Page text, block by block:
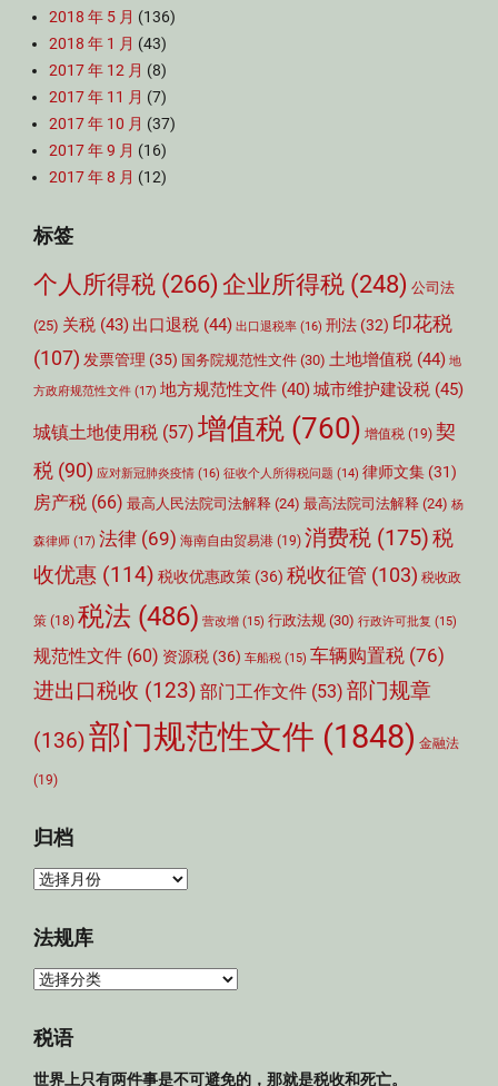
2018 年 5 月 (136)
2018 年 1 月 (43)
2017 年 12 月 (8)
2017 年 11 月 (7)
2017 年 10 月 (37)
2017 年 9 月 (16)
2017 年 8 月 (12)
标签
个人所得税 (266) 企业所得税 (248) 公司法
(25) 关税 (43) 出口退税 (44) 出口退税率 (16) 刑法 (32) 印花税
(107) 发票管理 (35) 国务院规范性文件 (30) 土地增值税 (44) 地
方政府规范性文件 (17) 地方规范性文件 (40)城市维护建设税 (45)
城镇土地使用税 (57) 增值税 (760) 增值税 (19) 契
税 (90) 应对新冠肺炎疫情 (16) 征收个人所得税问题 (14) 律师文集 (31)
房产税 (66) 最高人民法院司法解释 (24) 最高法院司法解释 (24) 杨
森律师 (17) 法律 (69) 海南自由贸易港 (19) 消费税 (175)税
收优惠 (114) 税收优惠政策 (36) 税收征管 (103) 税收政
策 (18) 税法 (486) 营改增 (15) 行政法规 (30) 行政许可批复 (15)
规范性文件 (60) 资源税 (36) 车船税 (15) 车辆购置税 (76)
进出口税收 (123) 部门工作文件 (53) 部门规章
(136)部门规范性文件 (1848) 金融法
(19)
归档
归
法规库
法
库
税语
世界上只有两件事是不可避免的，那就是税收和死亡。